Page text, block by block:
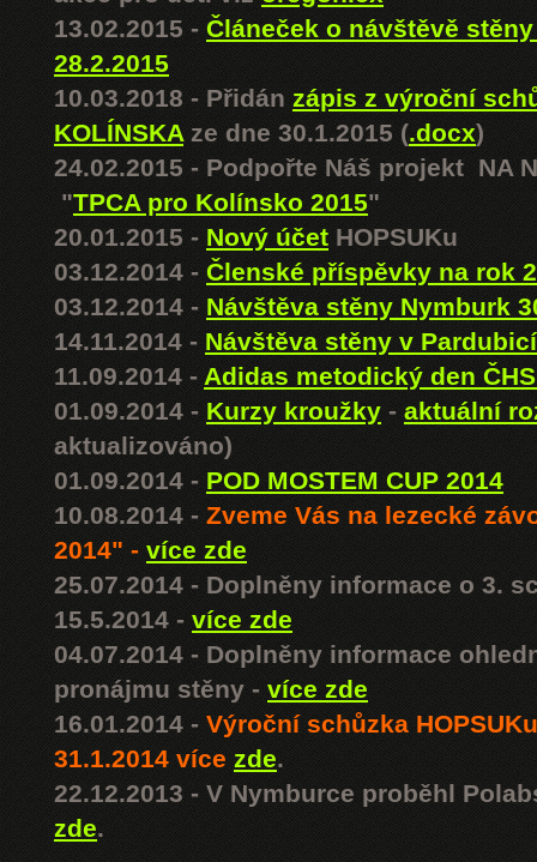
13.02.2015 - Článeček o návštěvě
28.2.2015
10.03.2018 - Přidán zápis z výroční
KOLÍNSKAze dne 30.1.2015 (.docx)
24.02.2015 - Podpořte Náš projekt NA
"TPCA pro Kolínsko 2015"
20.01.2015 - Nový účet HOPSUKu
03.12.2014 - Členské příspěvky na rok
03.12.2014 - Návštěva stěny Nymburk
14.11.2014 - Návštěva stěny v
11.09.2014 - Adidas metodický den
01.09.2014 - Kurzy kroužky - aktuální
aktualizováno)
01.09.2014 - POD MOSTEM CUP 2014
10.08.2014 - Zveme Vás na lezecké
2014" - více zde
25.07.2014 - Doplněny informace o 3.
15.5.2014 - více zde
04.07.2014 - Doplněny informace
pronájmu stěny - více zde
16.01.2014 - Výroční schůzka
31.1.2014 více zde.
22.12.2013 - V Nymburce proběhl
zde.